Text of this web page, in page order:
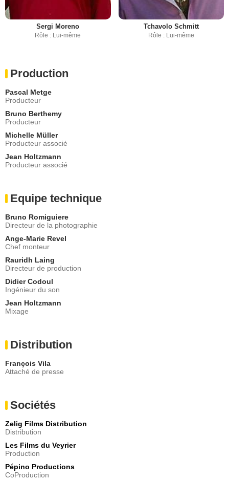
Sergi Moreno
Rôle : Lui-même
Tchavolo Schmitt
Rôle : Lui-même
Production
Pascal Metge
Producteur
Bruno Berthemy
Producteur
Michelle Müller
Producteur associé
Jean Holtzmann
Producteur associé
Equipe technique
Bruno Romiguiere
Directeur de la photographie
Ange-Marie Revel
Chef monteur
Rauridh Laing
Directeur de production
Didier Codoul
Ingénieur du son
Jean Holtzmann
Mixage
Distribution
François Vila
Attaché de presse
Sociétés
Zelig Films Distribution
Distribution
Les Films du Veyrier
Production
Pépino Productions
CoProduction